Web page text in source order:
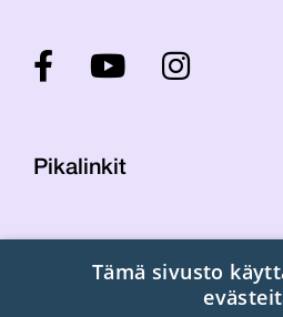
Pikalinkit
Laskutustiedot
Tämä sivusto